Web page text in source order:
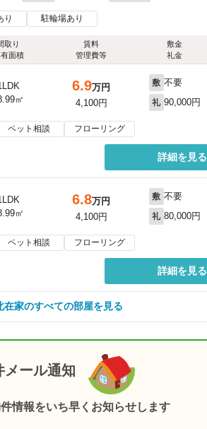
り 駐輪場あり
取り
面積
賃料
管理費等
敷金
礼金
㎡
6.9万円
4,100円
敷 不要
礼 90,000円
ペット相談 フローリング
詳細を見る
㎡
6.8万円
4,100円
敷 不要
礼 80,000円
ペット相談 フローリング
詳細を見る
在家のすべての部屋を見る
メール通知
情報をいち早くお知らせします